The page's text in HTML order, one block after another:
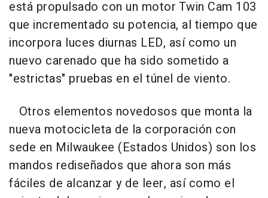
está propulsado con un motor Twin Cam 103
que incrementado su potencia, al tiempo que
incorpora luces diurnas LED, así como un
nuevo carenado que ha sido sometido a
"estrictas" pruebas en el túnel de viento.
Otros elementos novedosos que monta la
nueva motocicleta de la corporación con
sede en Milwaukee (Estados Unidos) son los
mandos rediseñados que ahora son más
fáciles de alcanzar y de leer, así como el